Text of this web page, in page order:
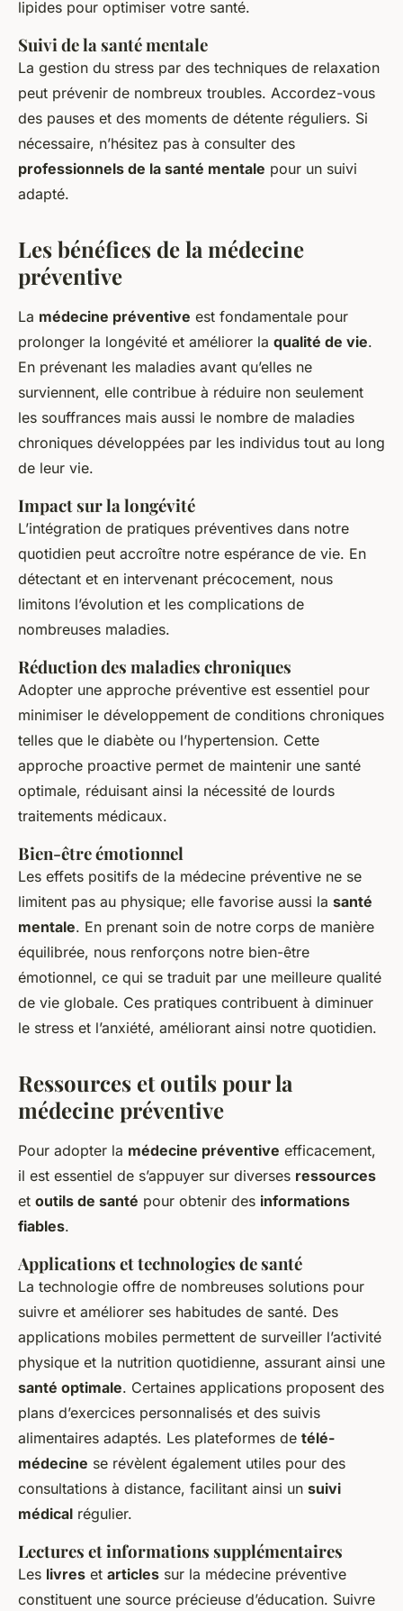
lipides pour optimiser votre santé.
Suivi de la santé mentale
La gestion du stress par des techniques de relaxation
peut prévenir de nombreux troubles. Accordez-vous
des pauses et des moments de détente réguliers. Si
nécessaire, n’hésitez pas à consulter des
professionnels de la santé mentale pour un suivi
adapté.
Les bénéfices de la médecine
préventive
La médecine préventive est fondamentale pour
prolonger la longévité et améliorer la qualité de vie.
En prévenant les maladies avant qu’elles ne
surviennent, elle contribue à réduire non seulement
les souffrances mais aussi le nombre de maladies
chroniques développées par les individus tout au long
de leur vie.
Impact sur la longévité
L’intégration de pratiques préventives dans notre
quotidien peut accroître notre espérance de vie. En
détectant et en intervenant précocement, nous
limitons l’évolution et les complications de
nombreuses maladies.
Réduction des maladies chroniques
Adopter une approche préventive est essentiel pour
minimiser le développement de conditions chroniques
telles que le diabète ou l’hypertension. Cette
approche proactive permet de maintenir une santé
optimale, réduisant ainsi la nécessité de lourds
traitements médicaux.
Bien-être émotionnel
Les effets positifs de la médecine préventive ne se
limitent pas au physique; elle favorise aussi la santé
mentale. En prenant soin de notre corps de manière
équilibrée, nous renforçons notre bien-être
émotionnel, ce qui se traduit par une meilleure qualité
de vie globale. Ces pratiques contribuent à diminuer
le stress et l’anxiété, améliorant ainsi notre quotidien.
Ressources et outils pour la
médecine préventive
Pour adopter la médecine préventive efficacement,
il est essentiel de s’appuyer sur diverses ressources
et outils de santé pour obtenir des informations
fiables.
Applications et technologies de santé
La technologie offre de nombreuses solutions pour
suivre et améliorer ses habitudes de santé. Des
applications mobiles permettent de surveiller l’activité
physique et la nutrition quotidienne, assurant ainsi une
santé optimale. Certaines applications proposent des
plans d’exercices personnalisés et des suivis
alimentaires adaptés. Les plateformes de télé-
médecine se révèlent également utiles pour des
consultations à distance, facilitant ainsi un suivi
médical régulier.
Lectures et informations supplémentaires
Les livres et articles sur la médecine préventive
constituent une source précieuse d’éducation. Suivre